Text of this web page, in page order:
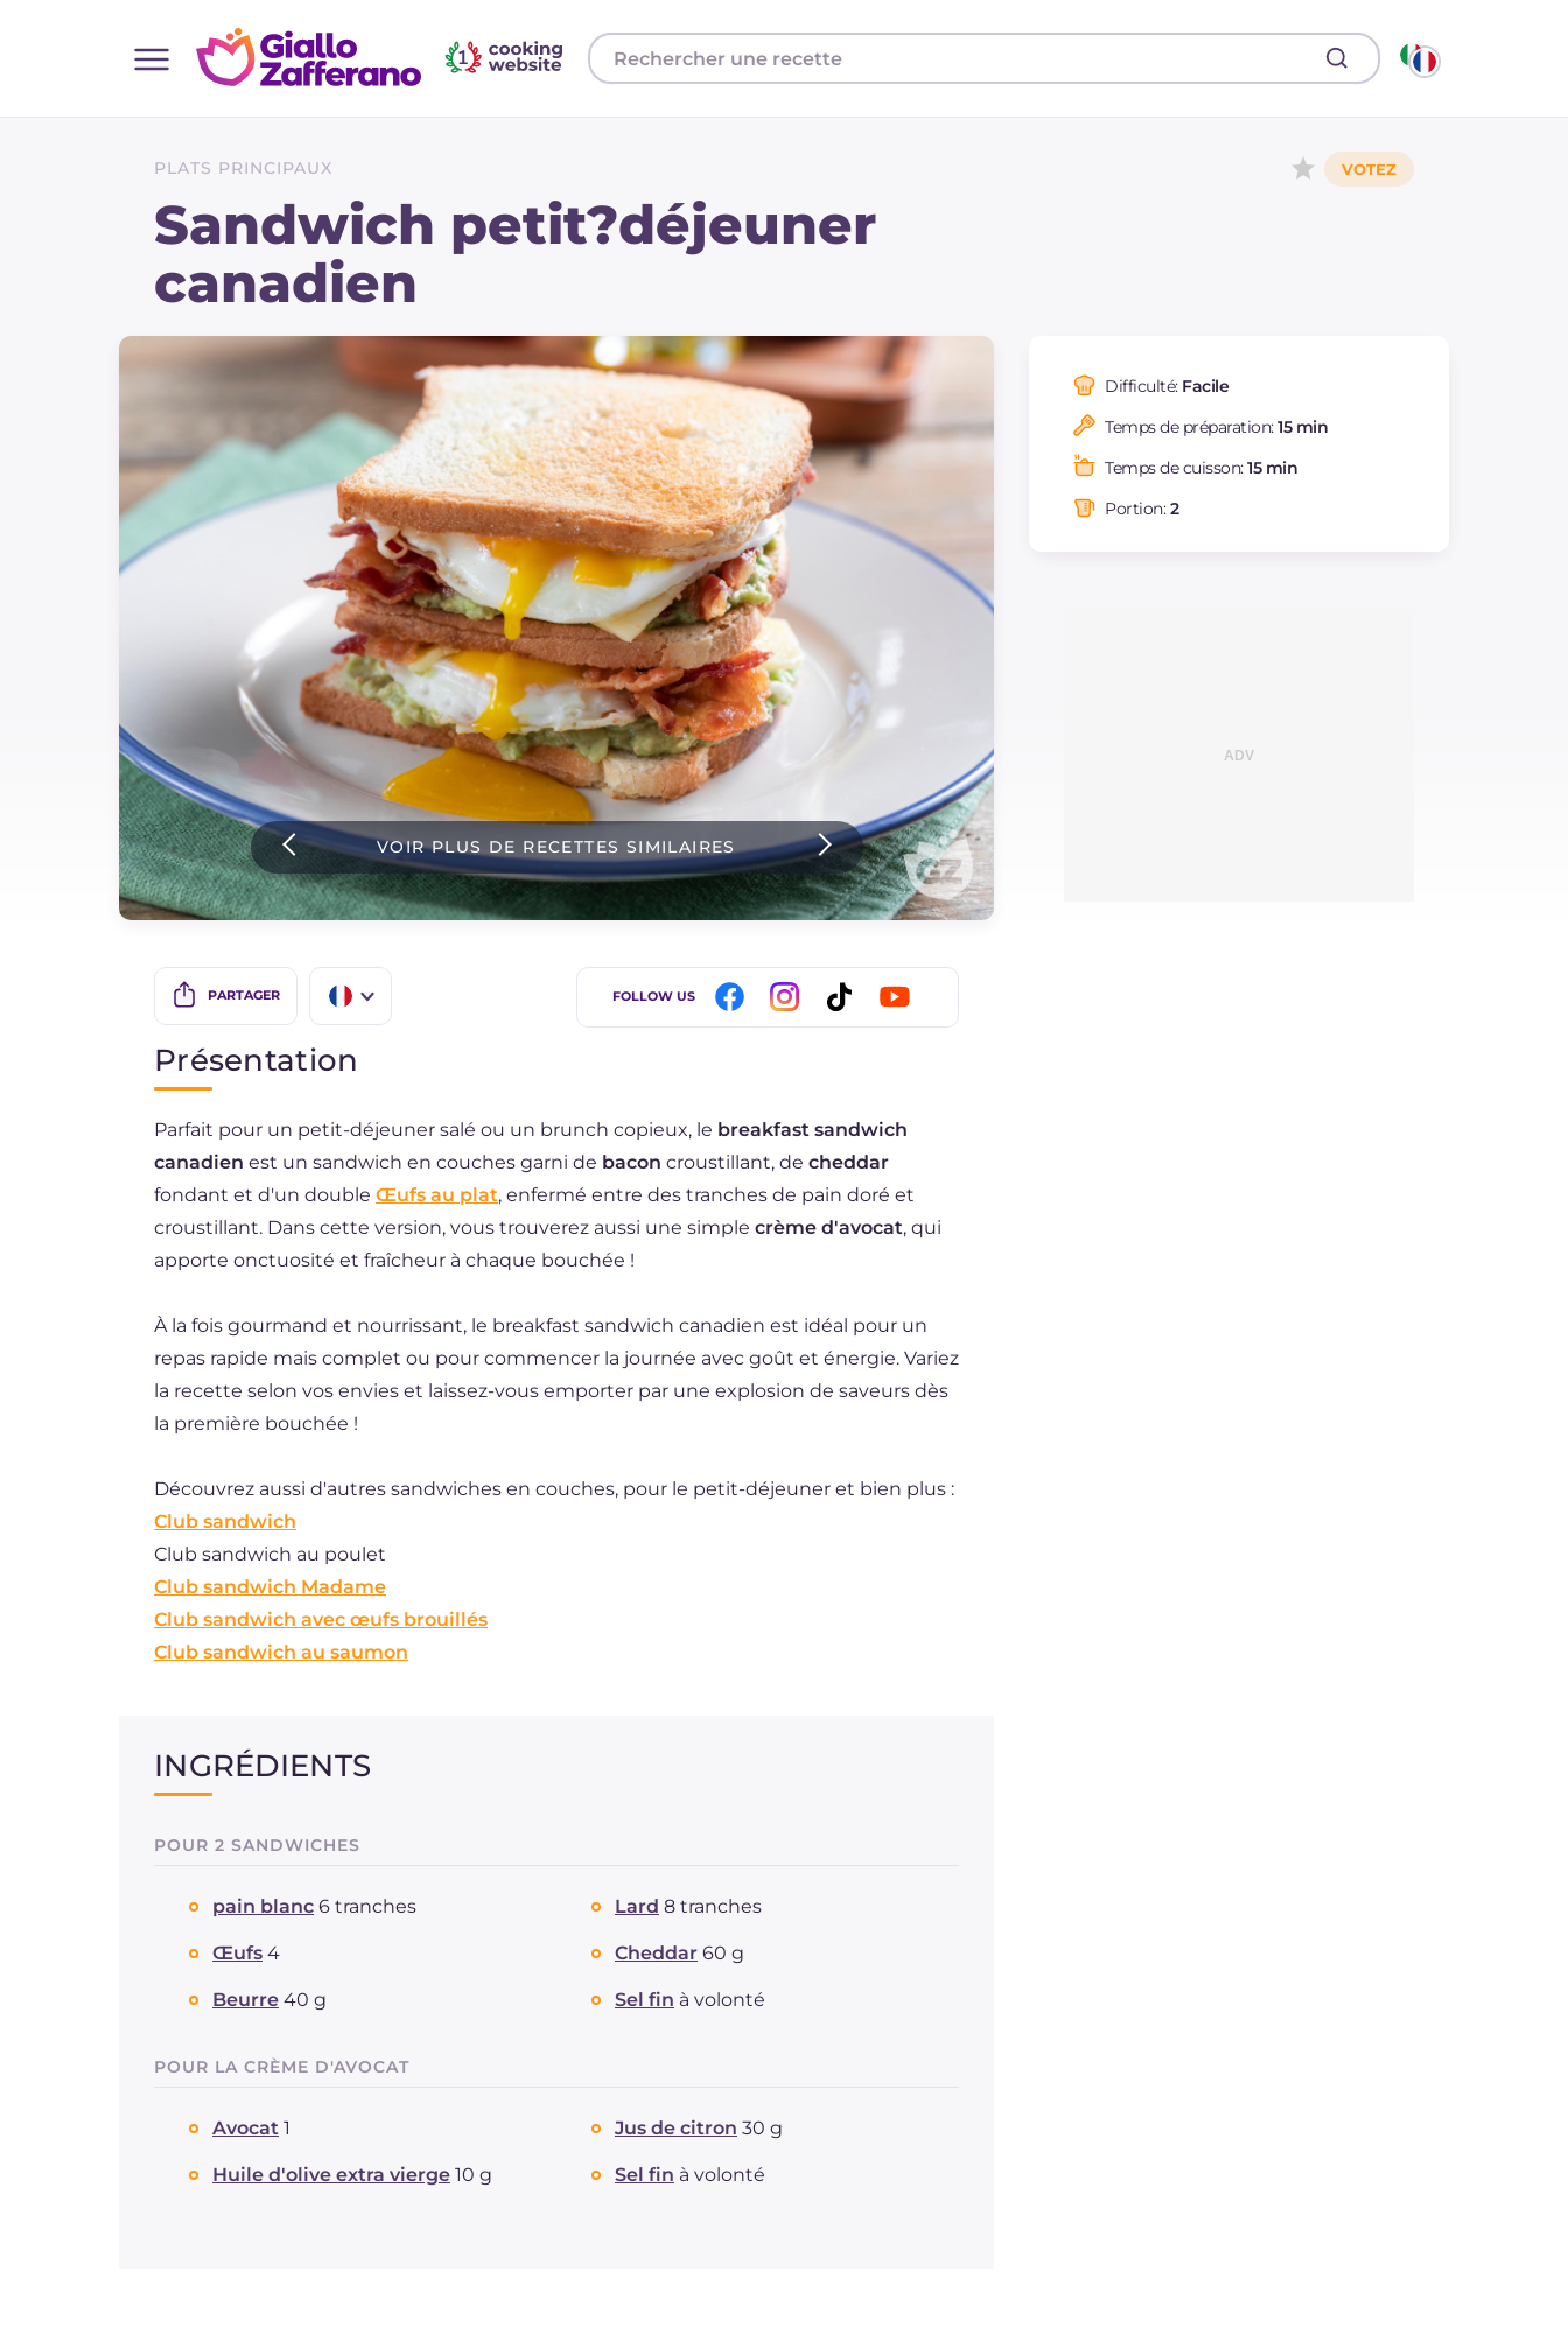
Toutes les recettes
Plats principaux
Pizzas et focaccia
Gateaux et patisserie
Instagram
YouTube
PLATS PRINCIPAUX
Sandwich petit?déjeuner
canadien
VOIR PLUS DE RECETTES SIMILAIRES
PARTAGER
DE
NL
BR
FOLLOW US
Difficulté: Facile
Temps de préparation:15 min
Temps de cuisson:15 min
Portion:2
Présentation
Parfait pour un petit-déjeuner salé ou un brunch copieux, le breakfast sandwich
canadien est un sandwich en couches garni de bacon croustillant, de cheddar
fondant et d'un double Œufs au plat, enfermé entre des tranches de pain doré et
croustillant. Dans cette version, vous trouverez aussi une simple crème d'avocat, qui
apporte onctuosité et fraîcheur à chaque bouchée !
À la fois gourmand et nourrissant, le breakfast sandwich canadien est idéal pour un
repas rapide mais complet ou pour commencer la journée avec goût et énergie. Variez
la recette selon vos envies et laissez-vous emporter par une explosion de saveurs dès
la première bouchée !
Découvrez aussi d'autres sandwiches en couches, pour le petit-déjeuner et bien plus :
Club sandwich
Club sandwich au poulet
Club sandwich Madame
Club sandwich avec œufs brouillés
Club sandwich au saumon
INGRÉDIENTS
POUR 2 SANDWICHES
pain blanc 6 tranches Lard 8 tranches
Œufs 4 Cheddar 60 g
Beurre 40 g Sel fin à volonté
POUR LA CRÈME D'AVOCAT
Avocat 1 Jus de citron 30 g
Huile d'olive extra vierge 10 g Sel fin à volonté